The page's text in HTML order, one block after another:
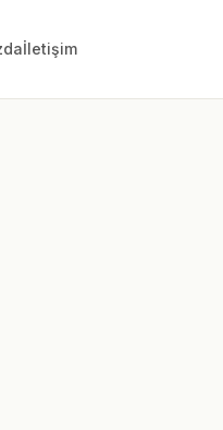
İletişim